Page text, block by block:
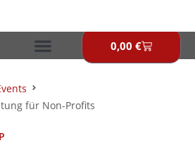
0,00 €
für Non-Profits